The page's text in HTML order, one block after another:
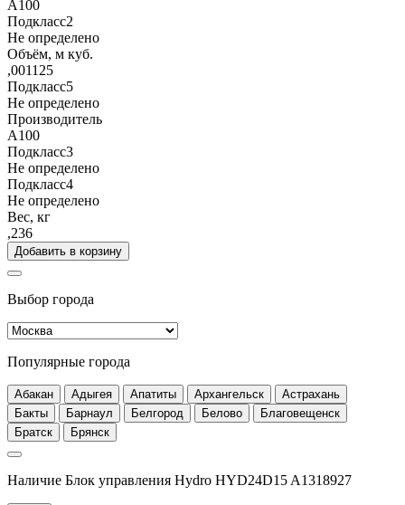
A100
Подкласс2
Не определено
Объём, м куб.
,001125
Подкласс5
Не определено
Производитель
A100
Подкласс3
Не определено
Подкласс4
Не определено
Вес, кг
,236
Добавить в корзину
Выбор города
Популярные города
Абакан Адыгея Апатиты Архангельск
Астрахань
Бакты
Барнаул Белгород Белово
Благовещенск
Братск
Брянск
Наличие Блок управления Hydro HYD24D15 A1318927